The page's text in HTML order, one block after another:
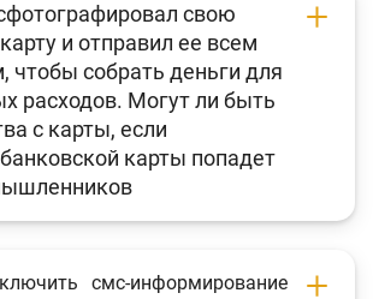
свою
и отправил ее всем
чтобы собрать деньги для
расходов. Могут ли быть
с карты, если
карты попадет
смс-информирование